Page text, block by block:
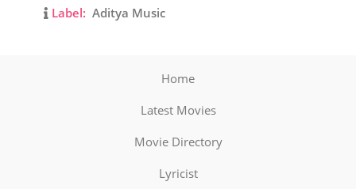
Label: Aditya Music
Home
Latest Movies
Movie Directory
Lyricist